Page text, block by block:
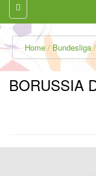
Home Bundesliga
BORUSSIA